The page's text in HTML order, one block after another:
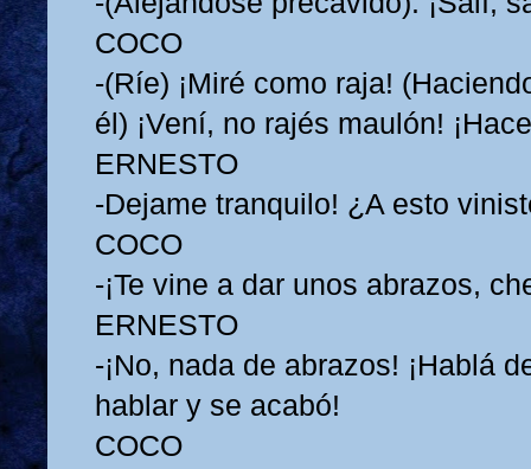
COCO
-(Ríe) ¡Miré como raja!
él) ¡Vení, no rajés maulón!
ERNESTO
-Dejame tranquilo! ¿A esto
COCO
-¡Te vine a dar unos abrazos,
ERNESTO
-¡No, nada de abrazos! ¡Hablá
hablar y se acabó!
COCO